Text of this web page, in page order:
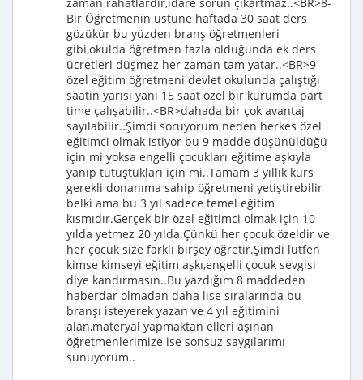
Bir Öğretmenin üstüne haftada 30 saat ders
gözükür bu yüzden branş öğretmenleri
gibi,okulda öğretmen fazla olduğunda ek ders
ücretleri düşmez her zaman tam yatar..<BR>9-
özel eğitim öğretmeni devlet okulunda çalıştığı
saatin yarısı yani 15 saat özel bir kurumda part
time çalışabilir..<BR>dahada bir çok avantaj
sayılabilir..Şimdi soruyorum neden herkes özel
eğitimci olmak istiyor bu 9 madde düşünüldüğü
için mi yoksa engelli çocukları eğitime aşkıyla
yanıp tutuştukları için mi..Tamam 3 yıllık kurs
gerekli donanıma sahip öğretmeni yetiştirebilir
belki ama bu 3 yıl sadece temel eğitim
kısmıdır.Gerçek bir özel eğitimci olmak için 10
yılda yetmez 20 yılda.Çünkü her çocuk özeldir ve
her çocuk size farklı birşey öğretir.Şimdi lütfen
kimse kimseyi eğitim aşkı,engelli çocuk sevgisi
diye kandırmasın..Bu yazdığım 8 maddeden
haberdar olmadan daha lise sıralarında bu
branşı isteyerek yazan ve 4 yıl eğitimini
alan,materyal yapmaktan elleri aşınan
öğretmenlerimize ise sonsuz saygılarımı
sunuyorum..